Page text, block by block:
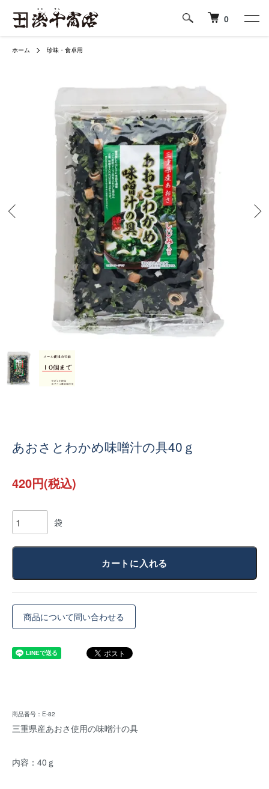
0
ホーム 珍味・食卓用
あおさとわかめ味噌汁の具40ｇ
420円(税込)
袋
カートに入れる
商品について問い合わせる
商品番号：E-82
三重県産あおさ使用の味噌汁の具
内容：40ｇ